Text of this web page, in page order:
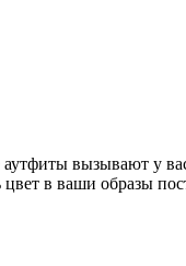
вызывают у
цвет в ваши образы